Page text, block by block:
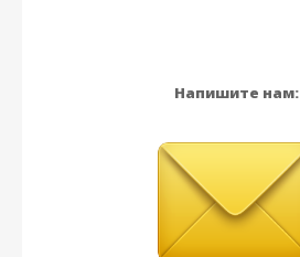
Напишите нам: